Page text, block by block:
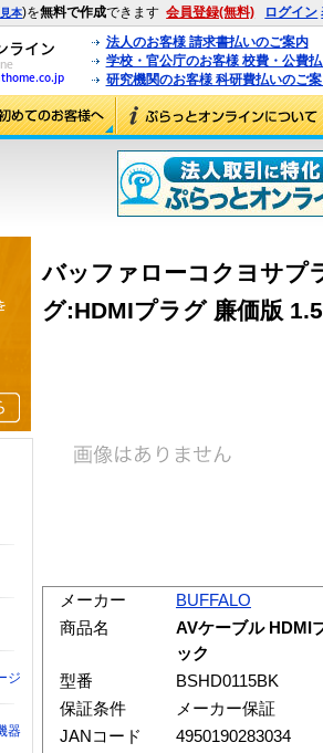
見本)を無料で作成できます 会員登録(無料) ログイン
法人のお客様 請求書払いのご案内
学校・官公庁のお客様 校費・公費
研究機関のお客様 科研費払いのご
バッファローコクヨサプ
グ:HDMIプラグ 廉価版
メーカー
BUFFALO
商品名
AVケーブル HDMI
ック
型番
BSHD0115BK
保証条件
メーカー保証
JANコード
4950190283034
ジ
器